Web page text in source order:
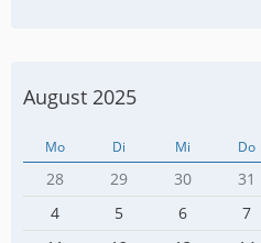
August 2025
Mo Di Mi Do
28 29 30 31
4
5 6 7